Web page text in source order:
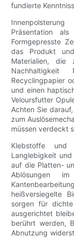
fundierte
Präsentation
Formgepresste
das Produkt
Materialien, die
Recyclingpapier
und einen
Veloursfutter
Achten Sie
zum
müssen verdeckt
Klebstoffe und
Langlebigkeit
auf die Platten-
Ablösungen
heißversiegelte
sorgen für
ausgerichtet
berührt werden,
Abnutzung